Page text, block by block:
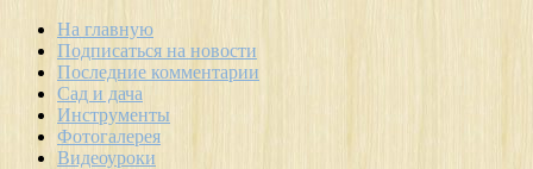
На главную
Подписаться на новости
Последние комментарии
Сад и дача
Инструменты
Фотогалерея
Видеоуроки